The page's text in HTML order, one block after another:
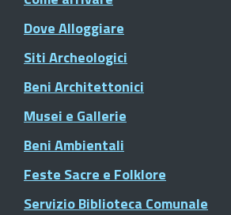
Dove Alloggiare
Siti Archeologici
Beni Architettonici
Musei e Gallerie
Beni Ambientali
Feste Sacre e Folklore
Servizio Biblioteca Comunale